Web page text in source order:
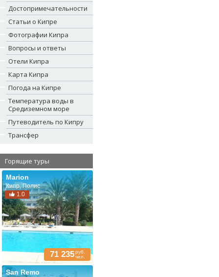
Достопримечательности
Статьи о Кипре
Фотографии Кипра
Вопросы и ответы
Отели Кипра
Карта Кипра
Погода на Кипре
Температура воды в
Средиземном море
Путеводитель по Кипру
Трансфер
Горящие туры
Marion
Кипр, Полис
1.0
71 235руб.
чел.
San Remo